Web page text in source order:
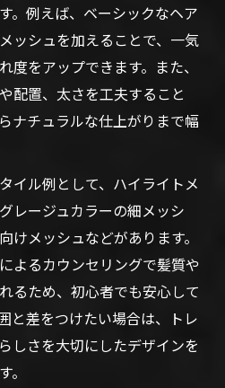
。例えば、ベーシックなヘア
ッシュを加えることで、一気
度をアップできます。また、
配置、太さを工夫すること
ナチュラルな仕上がりまで幅
イル例として、ハイライトメ
レージュカラーの細メッシ
けメッシュなどがあります。
よるカウンセリングで髪質や
るため、初心者でも安心して
と差をつけたい場合は、トレ
しさを大切にしたデザインを